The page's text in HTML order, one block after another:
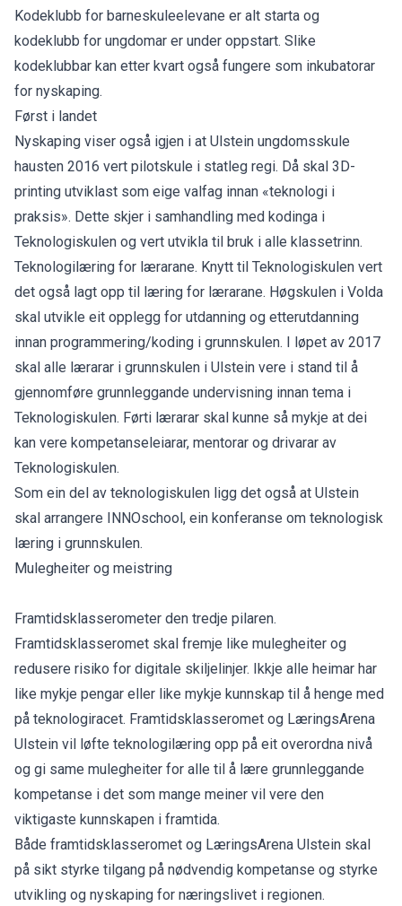
Kodeklubb for barneskuleelevane er alt starta og
kodeklubb for ungdomar er under oppstart. Slike
kodeklubbar kan etter kvart også fungere som inkubatorar
for nyskaping.
Først i landet
Nyskaping viser også igjen i at Ulstein ungdomsskule
hausten 2016 vert pilotskule i statleg regi. Då skal 3D-
printing utviklast som eige valfag innan «teknologi i
praksis». Dette skjer i samhandling med kodinga i
Teknologiskulen og vert utvikla til bruk i alle klassetrinn.
Teknologilæring for lærarane. Knytt til Teknologiskulen vert
det også lagt opp til læring for lærarane. Høgskulen i Volda
skal utvikle eit opplegg for utdanning og etterutdanning
innan programmering/koding i grunnskulen. I løpet av 2017
skal alle lærarar i grunnskulen i Ulstein vere i stand til å
gjennomføre grunnleggande undervisning innan tema i
Teknologiskulen. Førti lærarar skal kunne så mykje at dei
kan vere kompetanseleiarar, mentorar og drivarar av
Teknologiskulen.
Som ein del av teknologiskulen ligg det også at Ulstein
skal arrangere INNOschool, ein konferanse om teknologisk
læring i grunnskulen.
Mulegheiter og meistring
Framtidsklasserometer den tredje pilaren.
Framtidsklasseromet skal fremje like mulegheiter og
redusere risiko for digitale skiljelinjer. Ikkje alle heimar har
like mykje pengar eller like mykje kunnskap til å henge med
på teknologiracet. Framtidsklasseromet og LæringsArena
Ulstein vil løfte teknologilæring opp på eit overordna nivå
og gi same mulegheiter for alle til å lære grunnleggande
kompetanse i det som mange meiner vil vere den
viktigaste kunnskapen i framtida.
Både framtidsklasseromet og LæringsArena Ulstein skal
på sikt styrke tilgang på nødvendig kompetanse og styrke
utvikling og nyskaping for næringslivet i regionen.